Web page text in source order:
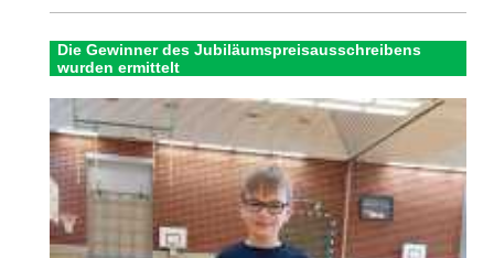
Die Gewinner des Jubiläumspreisausschreibens
wurden ermittelt